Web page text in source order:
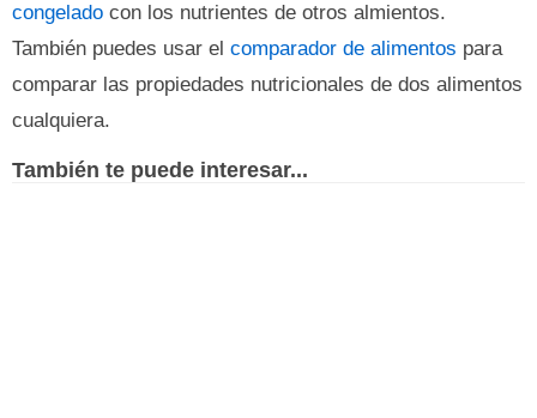
congelado con los nutrientes de otros almientos.
También puedes usar el comparador de alimentos para
comparar las propiedades nutricionales de dos alimentos
cualquiera.
También te puede interesar...